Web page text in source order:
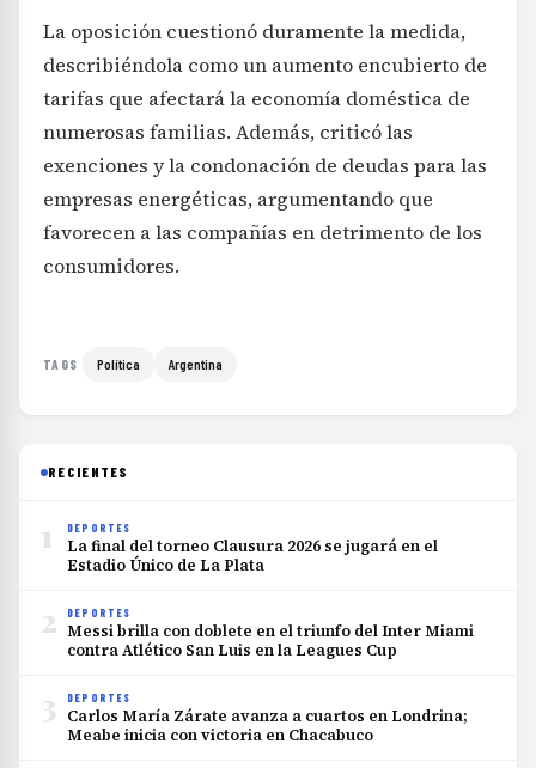
La oposición cuestionó duramente la medida,
describiéndola como un aumento encubierto de
tarifas que afectará la economía doméstica de
numerosas familias. Además, criticó las
exenciones y la condonación de deudas para las
empresas energéticas, argumentando que
favorecen a las compañías en detrimento de los
consumidores.
TAGS Política Argentina
RECIENTES
1 DEPORTES
La final del torneo Clausura 2026 se jugará en el
Estadio Único de La Plata
2 DEPORTES
Messi brilla con doblete en el triunfo del Inter Miami
contra Atlético San Luis en la Leagues Cup
3 DEPORTES
Carlos María Zárate avanza a cuartos en Londrina;
Meabe inicia con victoria en Chacabuco